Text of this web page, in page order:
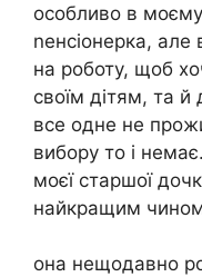
особливо в моєму
nенсіонерка,
на роботу, щоб
своїм дітям, та
все одне не
вибору то і
моєї старшої
найкращим
она нещодавно